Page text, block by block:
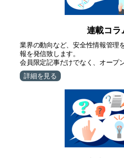
連載コラ
業界の動向など、安全性情報管理
報を発信致します。
会員限定記事だけでなく、オープ
詳細を見る